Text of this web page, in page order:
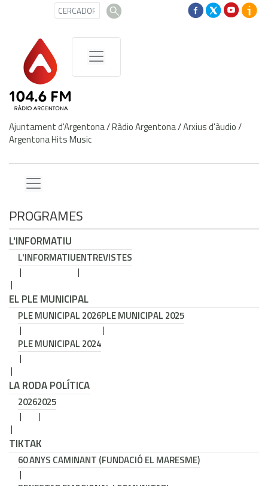
Ajuntament d'Argentona/Ràdio Argentona/Arxius d'àudio/
Argentona Hits Music
PROGRAMES
L'INFORMATIU
L'INFORMATIUENTREVISTES
EL PLE MUNICIPAL
PLE MUNICIPAL 2026PLE MUNICIPAL 2025
PLE MUNICIPAL 2024
LA RODA POLÍTICA
20262025
TIKTAK
60 ANYS CAMINANT (FUNDACIÓ EL MARESME)